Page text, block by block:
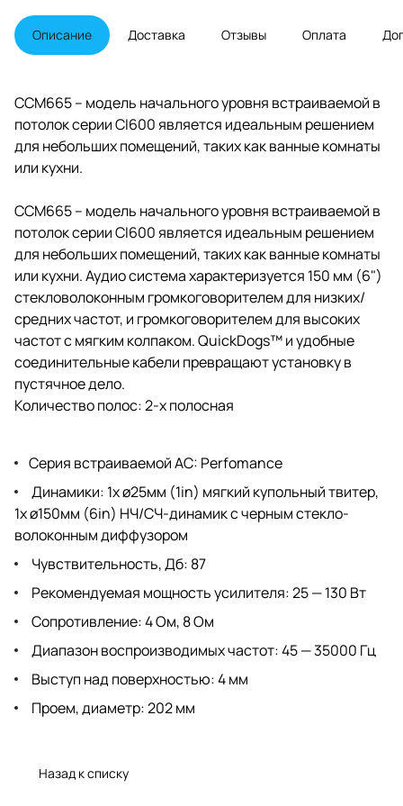
Описание Доставка Отзывы Оплата
CCM665 – модель начального уровня встраиваемой в
потолок серии CI600 является идеальным решением
для небольших помещений, таких как ванные комнаты
или кухни.
CCM665 – модель начального уровня встраиваемой в
потолок серии CI600 является идеальным решением
для небольших помещений, таких как ванные комнаты
или кухни. Аудио система характеризуется 150 мм (6")
стекловолоконным громкоговорителем для низких/
средних частот, и громкоговорителем для высоких
частот с мягким колпаком. QuickDogs™ и удобные
соединительные кабели превращают установку в
пустячное дело.
Количество полос: 2-х полосная
Серия встраиваемой АС: Perfomance
Динамики: 1x ø25мм (1in) мягкий купольный твитер,
1x ø150мм (6in) НЧ/СЧ-динамик с черным стекло-
волоконным диффузором
Чувствительность, Дб: 87
Рекомендуемая мощность усилителя: 25 — 130 Вт
Сопротивление: 4 Ом, 8 Ом
Диапазон воспроизводимых частот: 45 — 35000 Гц
Выступ над поверхностью: 4 мм
Проем, диаметр: 202 мм
Назад к списку